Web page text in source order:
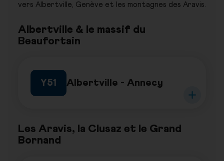
vers Albertville, Genève et les montagnes des Aravis.
Albertville & le massif du
Beaufortain
Y51 Albertville - Annecy
Les Aravis, la Clusaz et le Grand
Bornand